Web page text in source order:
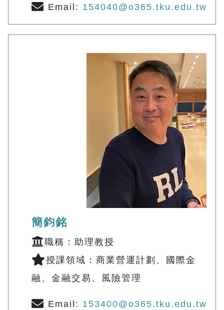
Email: 154040@o365.tku.edu.tw
簡鈞銘
職稱：助理教授
授課領域：商業營運計劃、國際金
融、金融交易、風險管理
Email: 153400@o365.tku.edu.tw